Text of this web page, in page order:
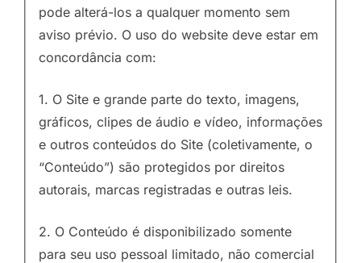
pode alterá-los a qualquer momento sem
aviso prévio. O uso do website deve estar em
concordância com:
1. O Site e grande parte do texto, imagens,
gráficos, clipes de áudio e vídeo, informações
e outros conteúdos do Site (coletivamente, o
“Conteúdo”) são protegidos por direitos
autorais, marcas registradas e outras leis.
2. O Conteúdo é disponibilizado somente
para seu uso pessoal limitado, não comercial